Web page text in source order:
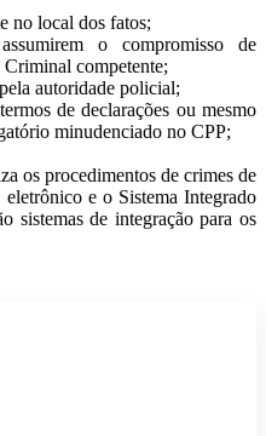
no local dos fatos;
o compromisso de
competente;
autoridade policial;
de declarações ou mesmo
minudenciado no CPP;
os procedimentos de crimes de
e o Sistema Integrado
sistemas de integração para os